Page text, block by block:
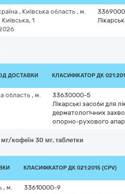
, Київська область , м.
Київська, 1
ДОСТАВКИ КЛАСИФІКАТОР ДК
область, м.
33630000-5
Лікарські засоби для
дерматологічних
опорно-рухового
кофеїн 30 мг, таблетки
КЛАСИФІКАТОР ДК 021:2015 (CPV)
, м.
33610000-9